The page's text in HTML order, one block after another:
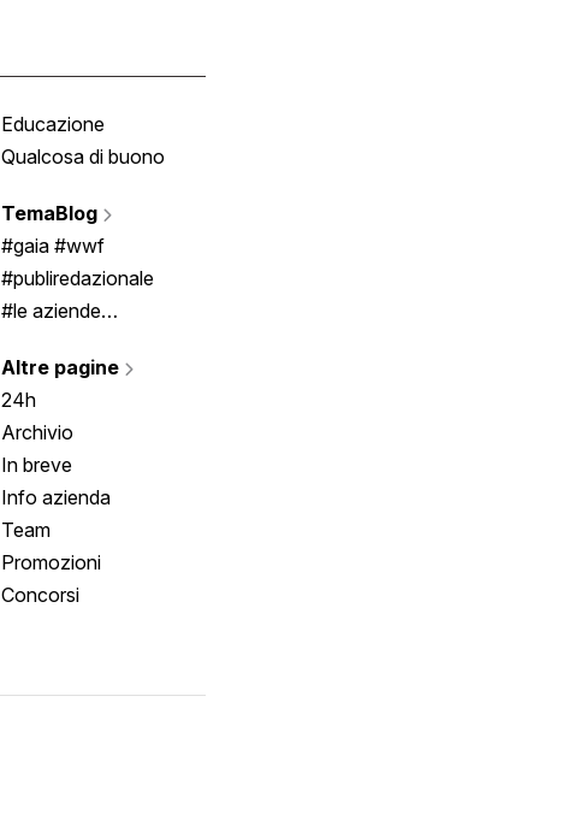
Educazione
Qualcosa di buono
TemaBlog
#gaia #wwf
#publiredazionale
#le aziende
Altre pagine
24h
Archivio
In breve
Info azienda
Team
Promozioni
Concorsi